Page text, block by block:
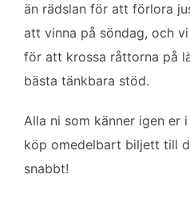
än rädslan för att förlora
att vinna på söndag, och
för att krossa råttorna på
bästa tänkbara stöd.
Alla ni som känner igen er
köp omedelbart biljett till
snabbt!